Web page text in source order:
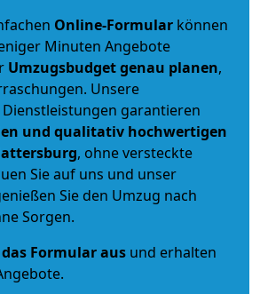
Online-Formular können
Minuten Angebote
Umzugsbudgetgenau planen,
Unsere
garantieren
und qualitativ hochwertigen
, ohne versteckte
Sie auf uns und unser
Sie den Umzug nach
Sorgen.
Formular aus und erhalten